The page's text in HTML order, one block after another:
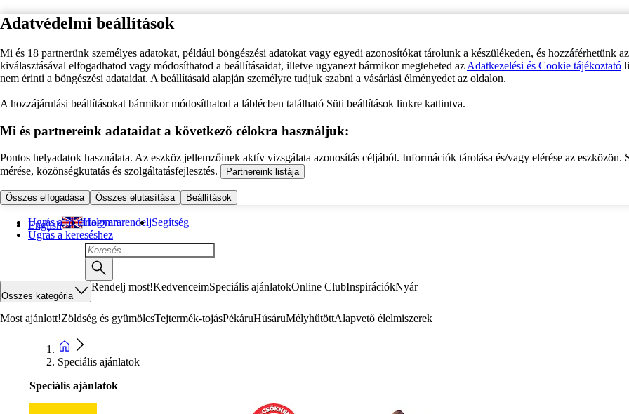
Adatvédelmi beállítások
Mi és 18 partnerünk személyes adatokat, például böngészési adatokat vagy egyedi azonosítókat tárolunk a készülékeden, és hozzáférhetünk
kiválasztásával elfogadhatod vagy módosíthatod a beállításaidat, illetve ugyanezt bármikor megteheted az Adatkezelési és Cookie tájékoztató
nem érinti a böngészési adataidat. A beállításaid alapján személyre tudjuk szabni a vásárlási élményedet az oldalon.
A hozzájárulási beállításokat bármikor módosíthatod a láblécben található Süti beállítások linkre kattintva.
Mi és partnereink adataidat a következő célokra használjuk:
Pontos helyadatok használata. Az eszköz jellemzőinek aktív vizsgálata azonosítás céljából. Információk tárolása és/vagy elérése az eszközön.
mérése, közönségkutatás és szolgáltatásfejlesztés.
Partnereink listája
Összes elfogadása Összes elutasítása Beállítások
Ugrás a fő tartalomra
Ugrás a kereséshez
English Hogyan rendeljSegítség
Összes kategória
Rendelj most!KedvenceimSpeciális ajánlatokOnline ClubInspirációkNyár
Most ajánlott!Zöldség és gyümölcsTejtermék-tojásPékáruHúsáruMélyhűtöttAlapvető élelmiszerek
Speciális ajánlatok
Speciális ajánlatok